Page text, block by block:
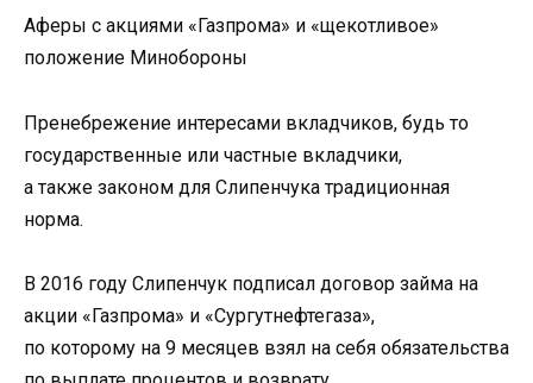
Аферы с акциями «Газпрома» и «щекотливое»
положение Минобороны
Пренебрежение интересами вкладчиков, будь то
государственные или частные вкладчики,
а также законом для Слипенчука традиционная
норма.
В 2016 году Слипенчук подписал договор займа на
акции «Газпрома» и «Сургутнефтегаза»,
по которому на 9 месяцев взял на себя обязательства